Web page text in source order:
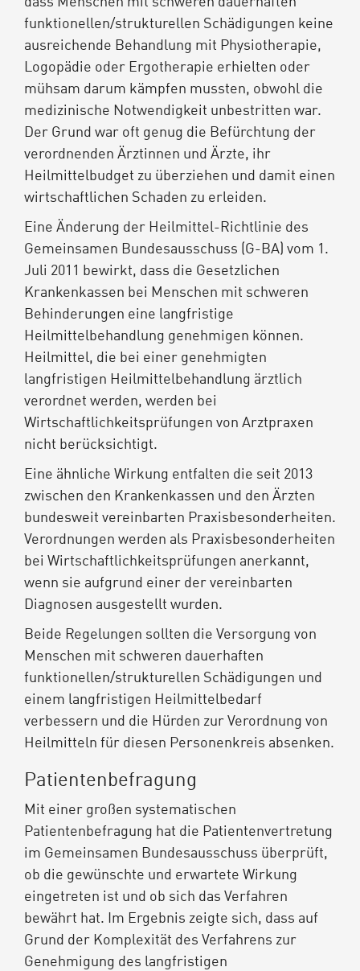
funktionellen/strukturellen Schädigungen keine
ausreichende Behandlung mit Physiotherapie,
Logopädie oder Ergotherapie erhielten oder
mühsam darum kämpfen mussten, obwohl die
medizinische Notwendigkeit unbestritten war.
Der Grund war oft genug die Befürchtung der
verordnenden Ärztinnen und Ärzte, ihr
Heilmittelbudget zu überziehen und damit einen
wirtschaftlichen Schaden zu erleiden.
Eine Änderung der Heilmittel-Richtlinie des
Gemeinsamen Bundesausschuss (G-BA) vom 1.
Juli 2011 bewirkt, dass die Gesetzlichen
Krankenkassen bei Menschen mit schweren
Behinderungen eine langfristige
Heilmittelbehandlung genehmigen können.
Heilmittel, die bei einer genehmigten
langfristigen Heilmittelbehandlung ärztlich
verordnet werden, werden bei
Wirtschaftlichkeitsprüfungen von Arztpraxen
nicht berücksichtigt.
Eine ähnliche Wirkung entfalten die seit 2013
zwischen den Krankenkassen und den Ärzten
bundesweit vereinbarten Praxisbesonderheiten.
Verordnungen werden als Praxisbesonderheiten
bei Wirtschaftlichkeitsprüfungen anerkannt,
wenn sie aufgrund einer der vereinbarten
Diagnosen ausgestellt wurden.
Beide Regelungen sollten die Versorgung von
Menschen mit schweren dauerhaften
funktionellen/strukturellen Schädigungen und
einem langfristigen Heilmittelbedarf
verbessern und die Hürden zur Verordnung von
Heilmitteln für diesen Personenkreis absenken.
Patientenbefragung
Mit einer großen systematischen
Patientenbefragung hat die Patientenvertretung
im Gemeinsamen Bundesausschuss überprüft,
ob die gewünschte und erwartete Wirkung
eingetreten ist und ob sich das Verfahren
bewährt hat. Im Ergebnis zeigte sich, dass auf
Grund der Komplexität des Verfahrens zur
Genehmigung des langfristigen